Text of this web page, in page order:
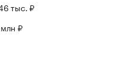
тыс. ₽
₽